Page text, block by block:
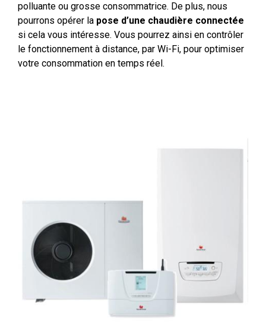
polluante ou grosse consommatrice. De plus, nous
pourrons opérer la pose d’une chaudière connectée
si cela vous intéresse. Vous pourrez ainsi en contrôler
le fonctionnement à distance, par Wi-Fi, pour optimiser
votre consommation en temps réel.